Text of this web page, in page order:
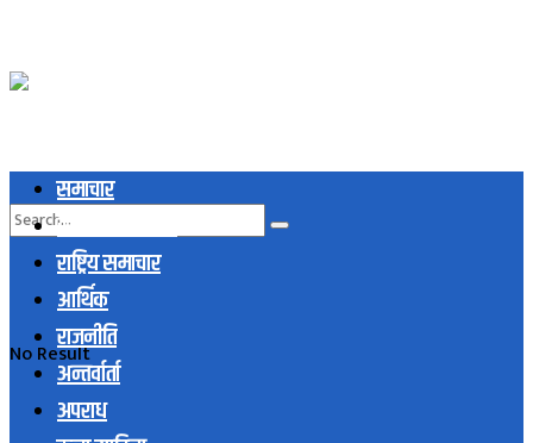
No Result
समाचार
स्थानिय समाचार
राष्ट्रिय समाचार
आर्थिक
राजनीति
अन्तर्वार्ता
अपराध